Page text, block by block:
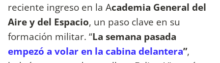
reciente ingreso en la Academia General del
Aire y del Espacio, un paso clave en su
formación militar. “La semana pasada
empezó a volar en la cabina delantera”,